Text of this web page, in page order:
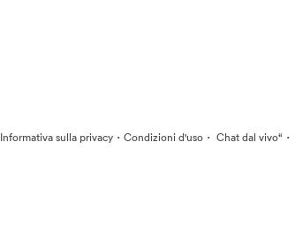
Informativa sulla privacy · Condizioni d'uso · Chat dal vivo“ ·